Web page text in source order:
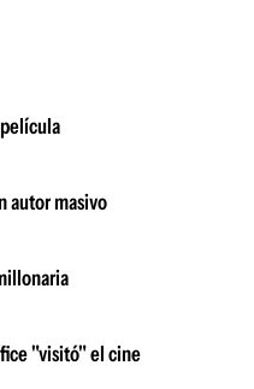
autor masivo
"visitó" el cine